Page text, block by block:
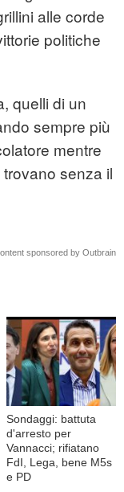
alle corde
politiche
quelli di un
sempre più
mentre
senza il
sponsored by Outbrain
Sondaggi: battuta
d'arresto per
Vannacci; rifiatano
FdI, Lega, bene M5s
e PD